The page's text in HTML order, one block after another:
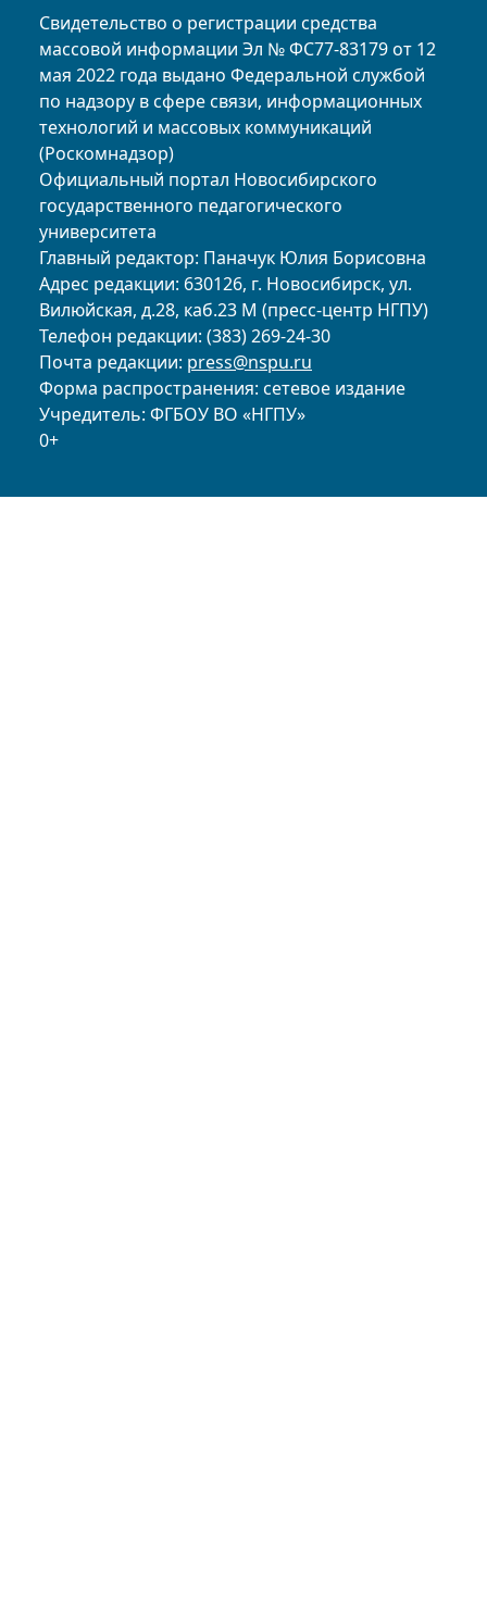
Свидетельство о регистрации средства
массовой информации Эл № ФС77-83179 от 12
мая 2022 года выдано Федеральной службой
по надзору в сфере связи, информационных
технологий и массовых коммуникаций
(Роскомнадзор)
Официальный портал Новосибирского
государственного педагогического
университета
Главный редактор: Паначук Юлия Борисовна
Адрес редакции: 630126, г. Новосибирск, ул.
Вилюйская, д.28, каб.23 М (пресс-центр НГПУ)
Телефон редакции: (383) 269-24-30
Почта редакции: press@nspu.ru
Форма распространения: сетевое издание
Учредитель: ФГБОУ ВО «НГПУ»
0+